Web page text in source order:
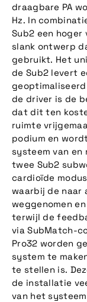
draagbare PA
Hz. In
Sub2 een
slank ontwerp
gebruikt. Het
de Sub2 levert
de driver is de
dat dit ten
ruimte
podium en
systeem van
twee Sub2
cardioïde
waarbij de
weggenomen
terwijl de
via SubMatch-
Pro32 worden
system te
te stellen is.
de installatie
van het